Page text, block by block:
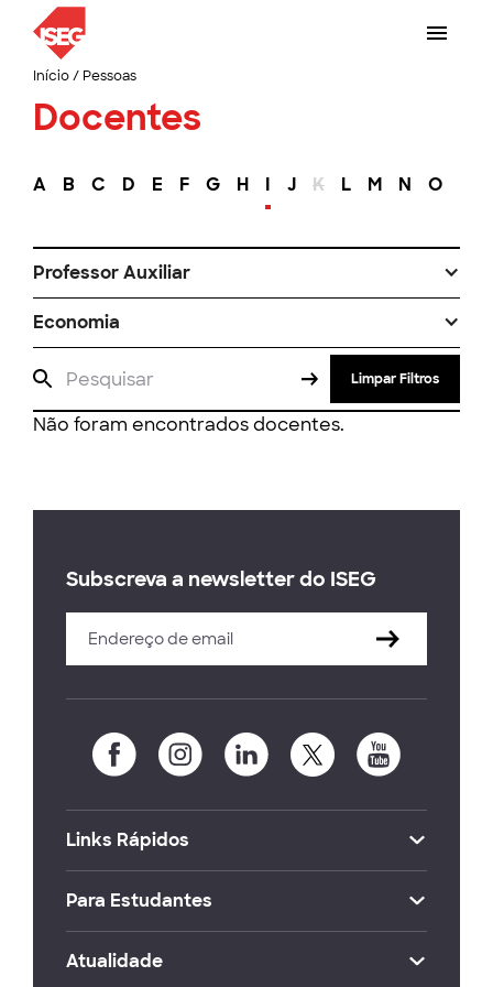
Início/ Pessoas
Docentes
A B C D E F G H I J K L M N O
Professor Auxiliar
Economia
Limpar Filtros
Não foram encontrados docentes.
Subscreva a newsletter do ISEG
Links Rápidos
Para Estudantes
Atualidade